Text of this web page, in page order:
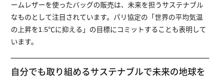
ームレザーを使ったバッグの販売は、未来を担うサステナブル
なものとして注目されています。パリ協定の「世界の平均気温
の上昇を1.5℃に抑える」の目標にコミットすることも表明して
います。
自分でも取り組めるサステナブルで未来の地球を